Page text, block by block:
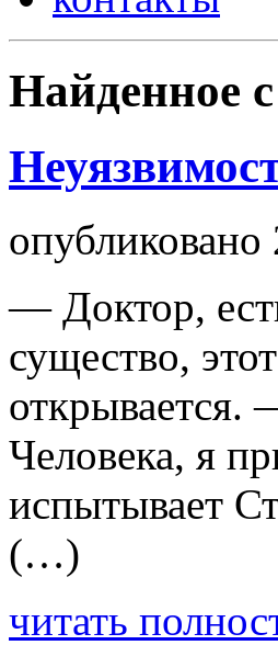
Найденное
— Доктор,
существо,
Человека, я
испытывает
(…)
читать